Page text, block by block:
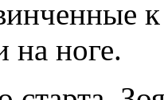
на ноге.